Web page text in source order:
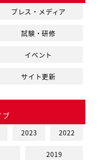
プレス・メディア
試験・研修
イベント
サイト更新
ブ
2023 2022
2019